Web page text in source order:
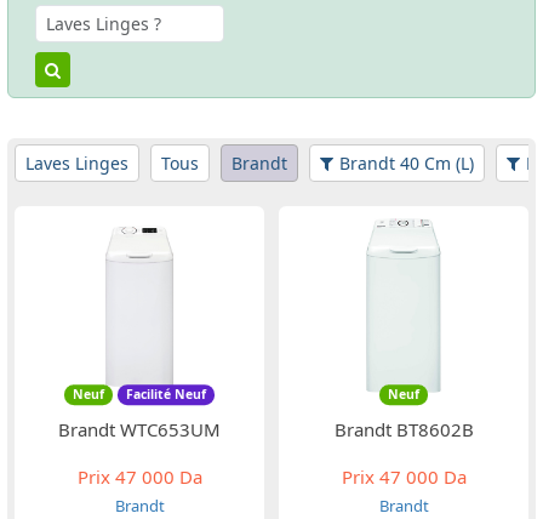
Laves Linges Tous Brandt Brandt 40 Cm (L)
Neuf Facilité Neuf
Brandt WTC653UM
Prix47 000 Da
Brandt
Neuf
Brandt BT8602B
Prix47 000 Da
Brandt